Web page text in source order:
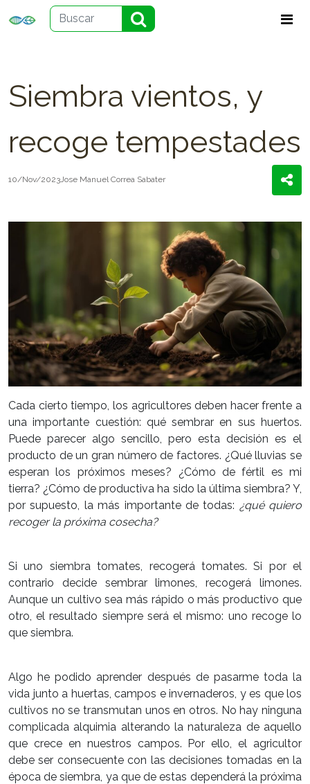
Siembra vientos, y
recoge tempestades
10/Nov/2023Jose Manuel Correa Sabater
Cada cierto tiempo, los agricultores deben hacer frente a
una importante cuestión: qué sembrar en sus huertos.
Puede parecer algo sencillo, pero esta decisión es el
producto de un gran número de factores. ¿Qué lluvias se
esperan los próximos meses? ¿Cómo de fértil es mi
tierra? ¿Cómo de productiva ha sido la última siembra? Y,
por supuesto, la más importante de todas: ¿qué quiero
recoger la próxima cosecha?
Si uno siembra tomates, recogerá tomates. Si por el
contrario decide sembrar limones, recogerá limones.
Aunque un cultivo sea más rápido o más productivo que
otro, el resultado siempre será el mismo: uno recoge lo
que siembra.
Algo he podido aprender después de pasarme toda la
vida junto a huertas, campos e invernaderos, y es que los
cultivos no se transmutan unos en otros. No hay ninguna
complicada alquimia alterando la naturaleza de aquello
que crece en nuestros campos. Por ello, el agricultor
debe ser consecuente con las decisiones tomadas en la
época de siembra, ya que de estas dependerá la próxima